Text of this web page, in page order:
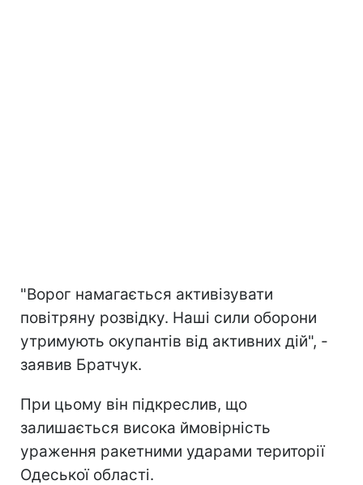
"Ворог намагається активізувати
повітряну розвідку. Наші сили оборони
утримують окупантів від активних дій", -
заявив Братчук.
При цьому він підкреслив, що
залишається висока ймовірність
ураження ракетними ударами території
Одеської області.